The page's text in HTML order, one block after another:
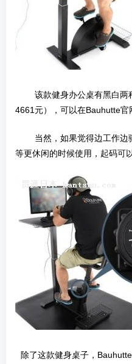
该款健身办公桌有黑白
4661元），可以在Bauhutte官
当然，如果觉得边工作
等更休闲的时候使用，起码可
除了这款健身桌子，